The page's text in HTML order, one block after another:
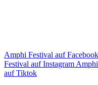
Amphi Festival auf Facebook
Festival auf Instagram
auf Tiktok